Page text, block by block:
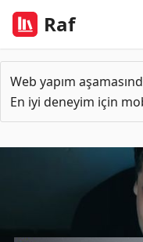
Raf
Web yapım
En iyi deneyim için